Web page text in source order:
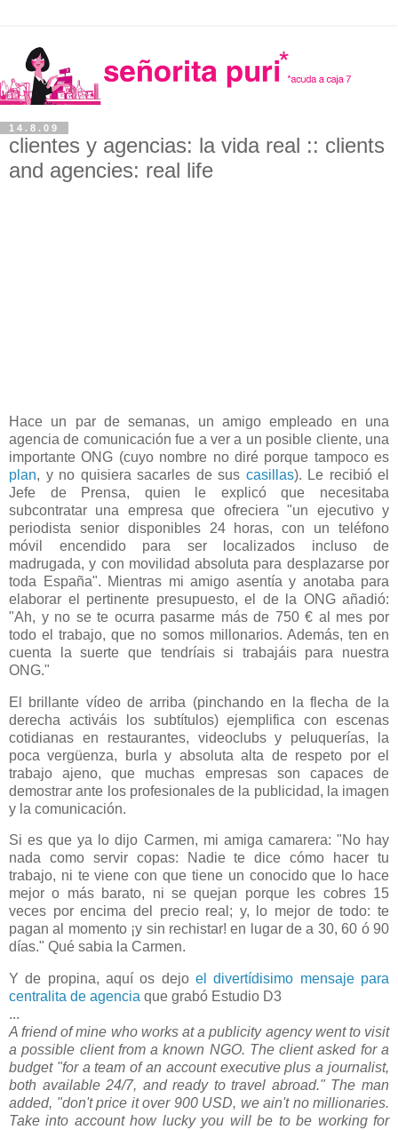
14.8.09
clientes y agencias: la vida real :: clients
and agencies: real life
Hace un par de semanas, un amigo empleado en una
agencia de comunicación fue a ver a un posible cliente, una
importante ONG (cuyo nombre no diré porque tampoco es
plan, y no quisiera sacarles de sus casillas). Le recibió el
Jefe de Prensa, quien le explicó que necesitaba
subcontratar una empresa que ofreciera "un ejecutivo y
periodista senior disponibles 24 horas, con un teléfono
móvil encendido para ser localizados incluso de
madrugada, y con movilidad absoluta para desplazarse por
toda España". Mientras mi amigo asentía y anotaba para
elaborar el pertinente presupuesto, el de la ONG añadió:
"Ah, y no se te ocurra pasarme más de 750 € al mes por
todo el trabajo, que no somos millonarios. Además, ten en
cuenta la suerte que tendríais si trabajáis para nuestra
ONG."
El brillante vídeo de arriba (pinchando en la flecha de la
derecha activáis los subtítulos) ejemplifica con escenas
cotidianas en restaurantes, videoclubs y peluquerías, la
poca vergüenza, burla y absoluta alta de respeto por el
trabajo ajeno, que muchas empresas son capaces de
demostrar ante los profesionales de la publicidad, la imagen
y la comunicación.
Si es que ya lo dijo Carmen, mi amiga camarera: "No hay
nada como servir copas: Nadie te dice cómo hacer tu
trabajo, ni te viene con que tiene un conocido que lo hace
mejor o más barato, ni se quejan porque les cobres 15
veces por encima del precio real; y, lo mejor de todo: te
pagan al momento ¡y sin rechistar! en lugar de a 30, 60 ó 90
días." Qué sabia la Carmen.
Y de propina, aquí os dejo el divertídisimo mensaje para
centralita de agencia que grabó Estudio D3
...
A friend of mine who works at a publicity agency went to visit
a possible client from a known NGO. The client asked for a
budget "for a team of an account executive plus a journalist,
both available 24/7, and ready to travel abroad." The man
added, "don't price it over 900 USD, we ain't no millionaries.
Take into account how lucky you will be to be working for